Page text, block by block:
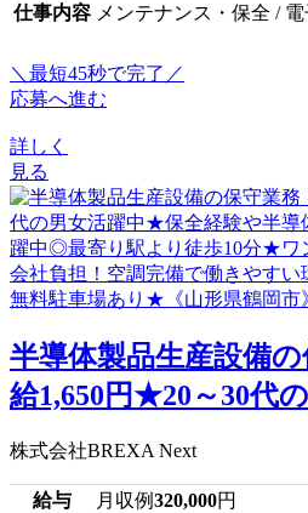
仕事内容 メンテナンス・保全 /
＼最短45秒で完了／
応募へ進む
詳しく
見る
半導体製品生産設備
給1,650円★20～30代
株式会社BREXA Next
給与 月収例320,000円